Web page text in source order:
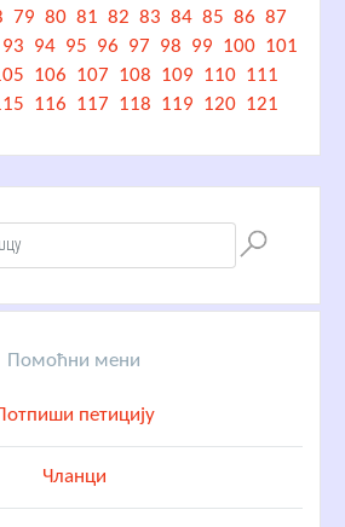
79 80 81 82 83 84 85 86 87
93 94 95 96 97 98 99 100 101
106 107 108 109 110 111
116 117 118 119 120 121
Помоћни мени
петицију
Чланци